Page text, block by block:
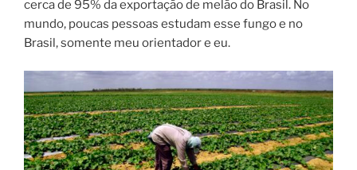
cerca de 95% da exportação de melão do Brasil. No
mundo, poucas pessoas estudam esse fungo e no
Brasil, somente meu orientador e eu.